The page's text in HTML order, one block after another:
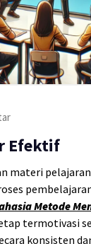
Efektif
materi
Metode
termotivasi
konsisten